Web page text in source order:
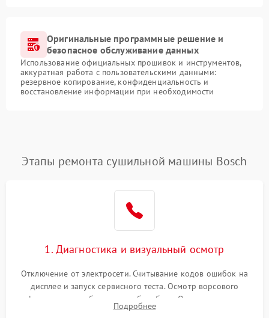
Оригинальные программные решение и
безопасное обслуживание данных
Использование официальных прошивок и инструментов,
аккуратная работа с пользовательскими данными:
резервное копирование, конфиденциальность и
восстановление информации при необходимости
Этапы ремонта сушильной машины Bosch
1. Диагностика и визуальный осмотр
Отключение от электросети. Считывание кодов ошибок на
дисплее и запуск сервисного теста. Осмотр ворсового
фильтра, теплообменника и барабана. Опрос клиента о
неисправностях (не сушит, не крутит барабан, сильно шумит
Подробнее